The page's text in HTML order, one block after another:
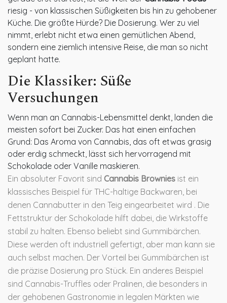
riesig - von klassischen Süßigkeiten bis hin zu gehobener
Küche. Die größte Hürde? Die Dosierung. Wer zu viel
nimmt, erlebt nicht etwa einen gemütlichen Abend,
sondern eine ziemlich intensive Reise, die man so nicht
geplant hatte.
Die Klassiker: Süße
Versuchungen
Wenn man an Cannabis-Lebensmittel denkt, landen die
meisten sofort bei Zucker. Das hat einen einfachen
Grund: Das Aroma von Cannabis, das oft etwas grasig
oder erdig schmeckt, lässt sich hervorragend mit
Schokolade oder Vanille maskieren.
Ein absoluter Favorit sind Cannabis Brownies ist ein
klassisches Beispiel für THC-haltige Backwaren, bei
denen Cannabutter in den Teig eingearbeitet wird . Die
Fettstruktur der Schokolade hilft dabei, die Wirkstoffe
stabil zu halten. Ebenso beliebt sind Gummibärchen.
Diese werden oft industriell gefertigt, aber man kann sie
auch selbst machen. Der Vorteil bei Gummibärchen ist
die präzise Dosierung pro Stück. Ein anderes Beispiel
sind Cannabis-Truffles oder Pralinen, die besonders in
der gehobenen Gastronomie in legalen Märkten wie